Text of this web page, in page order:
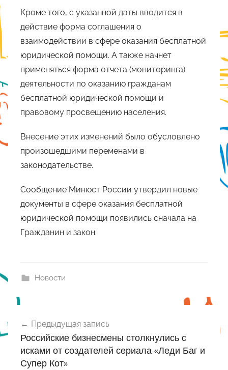
Кроме того, с указанной даты вводится в
действие форма соглашения о
взаимодействии в сфере оказания бесплатной
юридической помощи. А также начнет
применяться форма отчета (мониторинга)
деятельности по оказанию гражданам
бесплатной юридической помощи и
правовому просвещению населения.
Внесение этих изменений было обусловлено
произошедшими переменами в
законодательстве.
Сообщение Минюст России утвердил новые
документы в сфере оказания бесплатной
юридической помощи появились сначала на
Гражданин и закон.
Новости
по
записям
Предыдущая запись
Российские бизнесмены столкнулись с
исками от создателей сериала «Леди Баг и
Супер Кот»